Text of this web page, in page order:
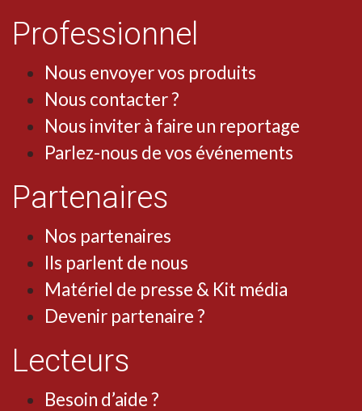
Professionnel
Nous envoyer vos produits
Nous contacter ?
Nous inviter à faire un reportage
Parlez-nous de vos événements
Partenaires
Nos partenaires
Ils parlent de nous
Matériel de presse & Kit média
Devenir partenaire ?
Lecteurs
Besoin d’aide ?